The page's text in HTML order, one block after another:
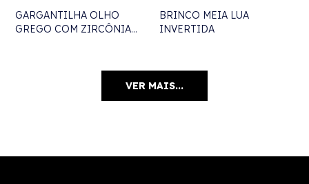
GARGANTILHA OLHO
GREGO COM ZIRCÔNIA
BRINCO MEIA LUA
INVERTIDA
VER MAIS...